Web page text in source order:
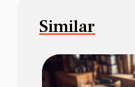
Similar